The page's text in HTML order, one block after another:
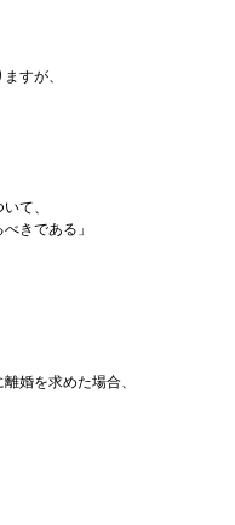
すが、
て、
きである」
婚を求めた場合、